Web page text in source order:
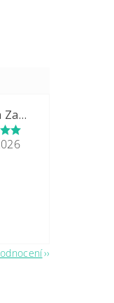
Marta Zapletalová